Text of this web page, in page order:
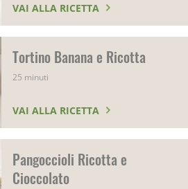
VAI ALLA RICETTA
Tortino Banana e Ricotta
25 minuti
VAI ALLA RICETTA
Pangoccioli Ricotta e
Cioccolato